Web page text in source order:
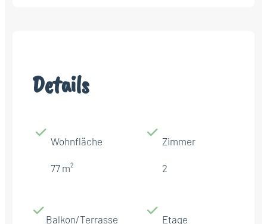
Details
Wohnfläche
77 m²
Zimmer
2
Balkon/Terrasse
Etage